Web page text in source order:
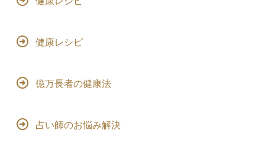
健康レシピ
億万長者の健康法
占い師のお悩み解決